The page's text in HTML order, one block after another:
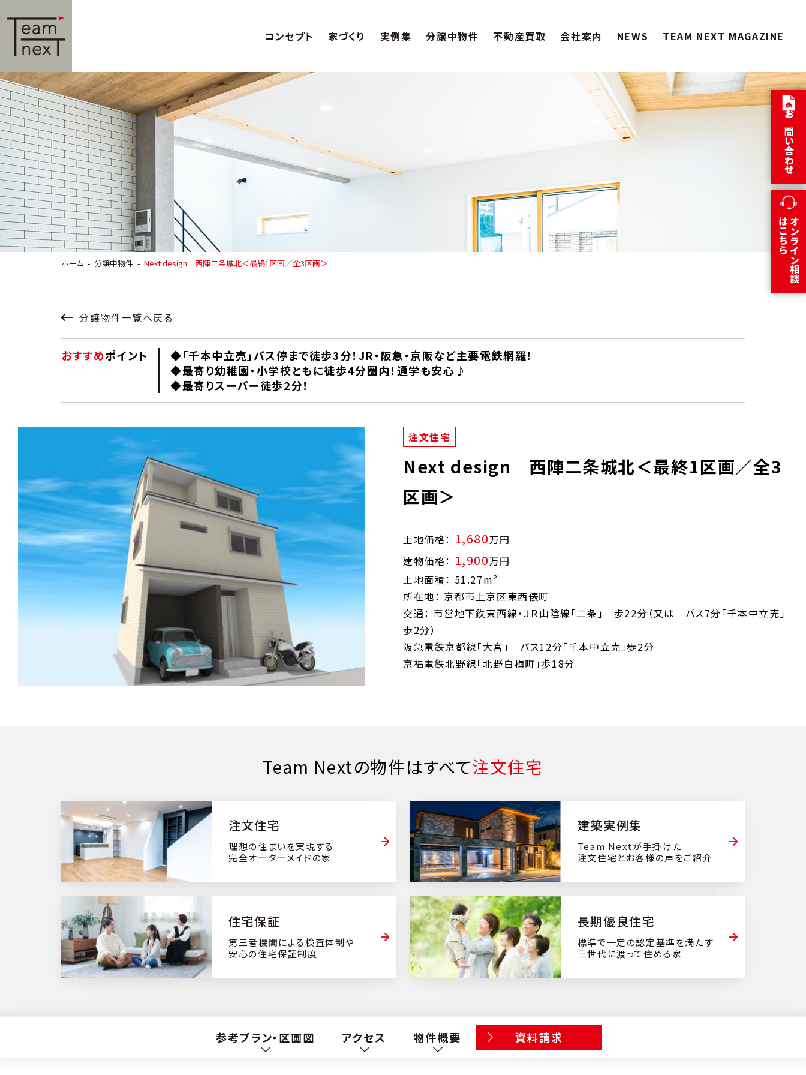
コンセプト 家づくり 実例集 分譲中物件 不動産買取 会社案内 NEWS TEAM NEXT MAGAZINE
ホーム 分譲中物件 Next design 西陣二条城北＜最終1区画／全3区画＞
分譲物件一覧へ戻る
おすすめポイント
◆「千本中立売」バス停まで徒歩3分！JR・阪急・京阪など主要電鉄網羅！
◆最寄り幼稚園・小学校ともに徒歩4分圏内！通学も安心♪
◆最寄りスーパー徒歩2分！
注文住宅
Next design 西陣二条城北＜最終1区画／全3
区画＞
土地価格： 1,680万円
建物価格： 1,900万円
土地面積： 51.27m²
所在地： 京都市上京区東西俵町
交通： 市営地下鉄東西線・ＪＲ山陰線「二条」 歩22分（又は バス7分「千本中立売」
歩2分）
阪急電鉄京都線「大宮」 バス12分「千本中立売」歩2分
京福電鉄北野線「北野白梅町」歩18分
Team Nextの物件はすべて注文住宅
注文住宅
理想の住まいを実現する
完全オーダーメイドの家
建築実例集
Team Nextが手掛けた
注文住宅とお客様の声をご紹介
住宅保証
第三者機関による検査体制や
安心の住宅保証制度
⻑期優良住宅
標準で一定の認定基準を満たす
三世代に渡って住める家
参考プラン・区画図 アクセス 物件概要 資料請求
お問い合わせ
オンライン相談
はこちら